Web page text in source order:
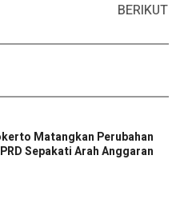
BERIKUT
Matangkan Perubahan
Sepakati Arah Anggaran